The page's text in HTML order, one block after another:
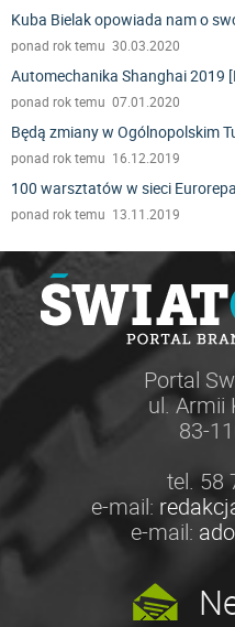
Kuba Bielak opowiada nam o
ponad rok temu 30.03.2020
Automechanika Shanghai 2019
ponad rok temu 07.01.2020
Będą zmiany w Ogólnopolskim
ponad rok temu 16.12.2019
100 warsztatów w sieci
ponad rok temu 13.11.2019
Portal
ul. Armii
83-
tel. 58
e-mail:
e-mail: